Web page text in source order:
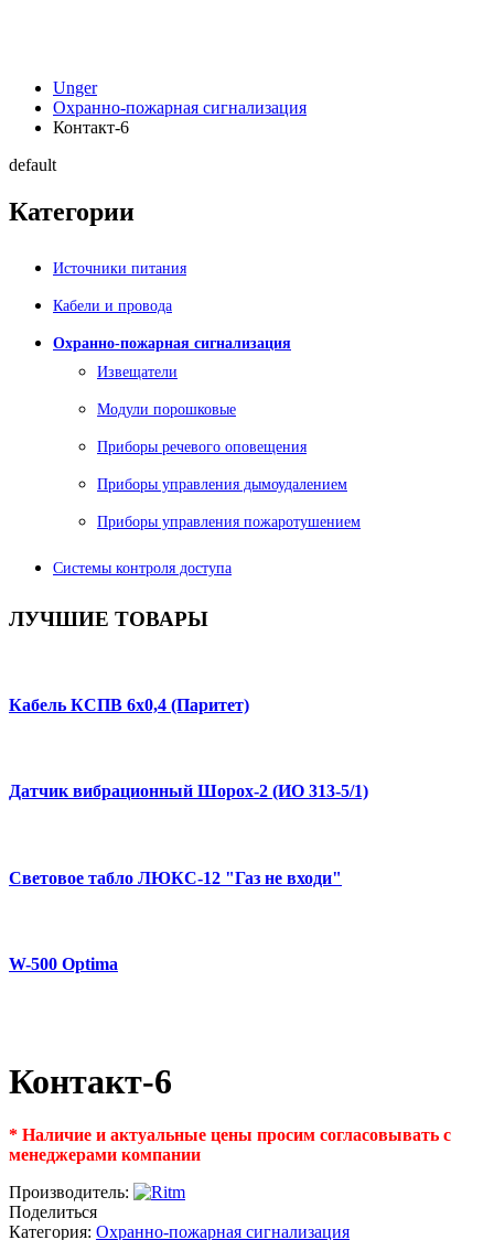
Unger
Охранно-пожарная сигнализация
Контакт-6
default
Категории
Источники питания
Кабели и провода
Охранно-пожарная сигнализация
Извещатели
Модули порошковые
Приборы речевого оповещения
Приборы управления дымоудалением
Приборы управления пожаротушением
Системы контроля доступа
ЛУЧШИЕ ТОВАРЫ
Кабель КСПВ 6х0,4 (Паритет)
Датчик вибрационный Шорох-2 (ИО 313-5/1)
Световое табло ЛЮКС-12 "Газ не входи"
W-500 Optima
Контакт-6
* Наличие и актуальные цены просим согласовывать с
менеджерами компании
Производитель:
Поделиться
Категория: Охранно-пожарная сигнализация